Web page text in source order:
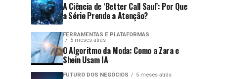
A Ciência de ‘Better Call Saul’: Por Que
a Série Prende a Atenção?
FERRAMENTAS E PLATAFORMAS
5 meses atrás
O Algoritmo da Moda: Como a Zara e
Shein Usam IA
FUTURO DOS NEGÓCIOS 5 meses atrás